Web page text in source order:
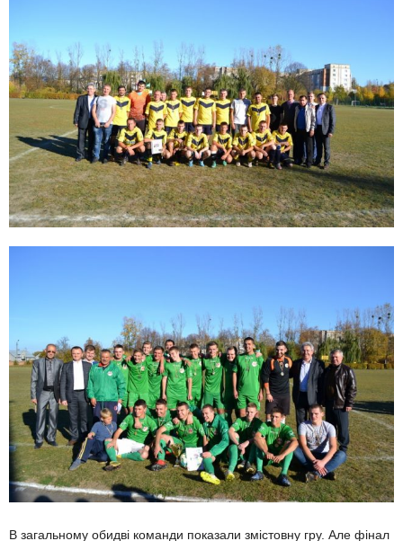
В загальному обидві команди показали змістовну гру. Але фінал